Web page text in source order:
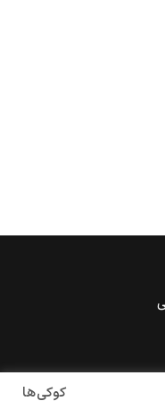
کوکی‌ها